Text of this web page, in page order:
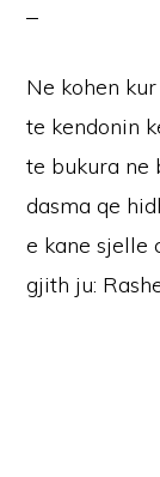
Ne kohen
te kendonin
te bukura ne
dasma qe
e kane sjelle
gjith ju: